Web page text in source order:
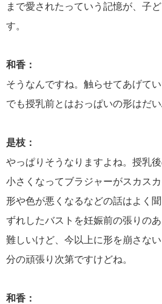
まで愛されたっていう記憶が、子
す。
和香：
そうなんですね。触らせてあげてい
でも授乳前とはおっぱいの形はだい
是枝：
やっぱりそうなりますよね。授乳
小さくなってブラジャーがスカス
形や色が悪くなるなどの話はよく
ずれしたバストを妊娠前の張りの
難しいけど、今以上に形を崩さな
分の頑張り次第ですけどね。
和香：